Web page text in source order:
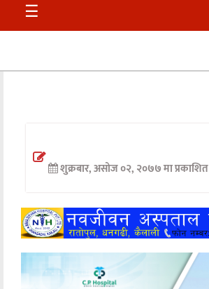
समाचार
सुदुर
अन्तर्वार्ता
खेलकुद
मनोरञ्जन
अन्य
☰
शुक्रबार, असोज ०२, २०७७ मा प्रकाशित